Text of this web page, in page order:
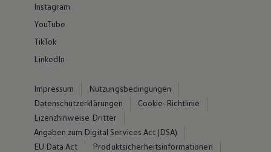
Instagram
YouTube
TikTok
LinkedIn
Impressum
Nutzungsbedingungen
Datenschutzerklärungen
Cookie-Richtlinie
Lizenzhinweise Dritter
Angaben zum Digital Services Act (DSA)
EU Data Act
Produktsicherheitsinformationen